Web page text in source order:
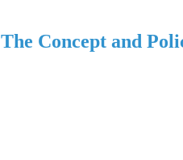
The Concept and